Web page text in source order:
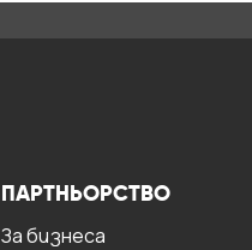
ПАРТНЬОРСТВО
За бизнесa